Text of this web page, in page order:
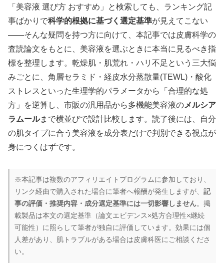
「美容液 選び方 おすすめ」と検索しても、ランキング記
事ばかりで科学的根拠に基づく選定基準が見えてこない
――そんな疑問を持つ方に向けて、本記事では皮膚科学の
査読論文をもとに、美容液を選ぶときに本当に見るべき指
標を整理します。乾燥肌・肌荒れ・ハリ不足という三大悩
みごとに、角層セラミド・経皮水分蒸散量(TEWL)・酸化
ストレスといった生理学的パラメータから「合理的な処
方」を逆算し、市販の汎用品から多機能美容液のメルシア
ラムールまで横並びで設計比較します。読了後には、自分
の肌タイプに合う美容液を成分表だけで判別できる視点が
身につくはずです。
※本記事は複数のアフィリエイトプログラムに参加しており、
リンク経由で購入された場合に筆者へ報酬が発生しますが、 記
事の評価・推奨内容・成分選定基準には一切影響しません。掲
載製品は本文の選定基準（論文エビデンス×処方合理性×継続
可能性）に照らして筆者が独自に評価しています。効果には個
人差があり、肌トラブルがある場合は皮膚科医にご相談くださ
い。